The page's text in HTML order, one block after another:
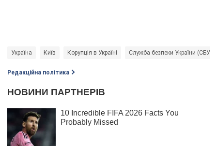
Україна Київ Корупція в Україні Служба безпеки України (СБУ)
Редакційна політика